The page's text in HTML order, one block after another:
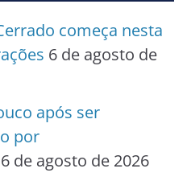
começa nesta
6 de agosto de
após ser
por
6 de agosto de 2026